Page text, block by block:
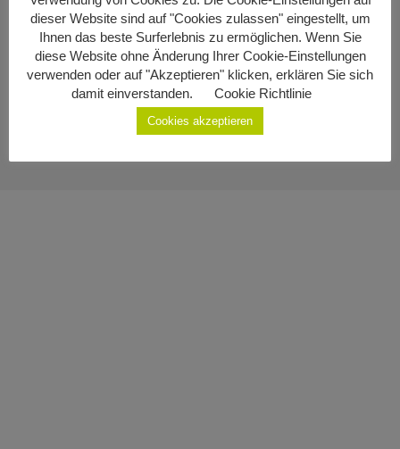
Hochzeiten 2017
Geburten
Staatsbürgerschaft
standesamt@ottenschlag.eu
Impressum
Datenschutzerklärung
dieser Website sind auf "Cookies zulassen" eingestellt, um
Ihnen das beste Surferlebnis zu ermöglichen. Wenn Sie
diese Website ohne Änderung Ihrer Cookie-Einstellungen
verwenden oder auf "Akzeptieren" klicken, erklären Sie sich
damit einverstanden.
Cookie Richtlinie
Cookies akzeptieren